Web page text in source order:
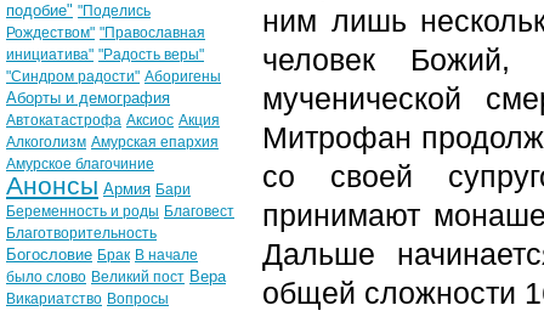
ним лишь
человек
мученической
Митрофан
со своей
принимают
Дальше
общей сложности
подобие" "Поделись
Рождеством" "Православная
инициатива" "Радость веры"
"Синдром радости" Аборигены
Аборты и демография
Автокатастрофа Аксиос Акция
Алкоголизм Амурская епархия
Амурское благочиние
Анонсы Армия Бари
Беременность и роды Благовест
Благотворительность
Богословие Брак В начале
было слово Великий пост Вера
Викариатство Вопросы